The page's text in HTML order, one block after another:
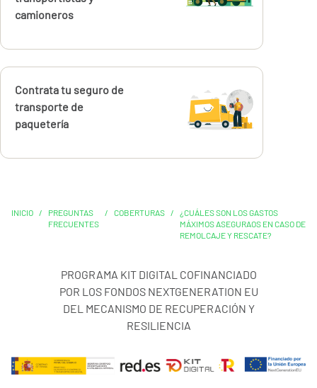
camioneros
Calcúlalo ahora
Contrata tu seguro de
transporte de
paquetería
INICIO /
PREGUNTAS
FRECUENTES
/ COBERTURAS /
¿CUÁLES SON LOS GASTOS
MÁXIMOS ASEGURAOS EN CASO DE
REMOLCAJE Y RESCATE?
PROGRAMA KIT DIGITAL COFINANCIADO
POR LOS FONDOS NEXTGENERATION EU
DEL MECANISMO DE RECUPERACIÓN Y
RESILIENCIA